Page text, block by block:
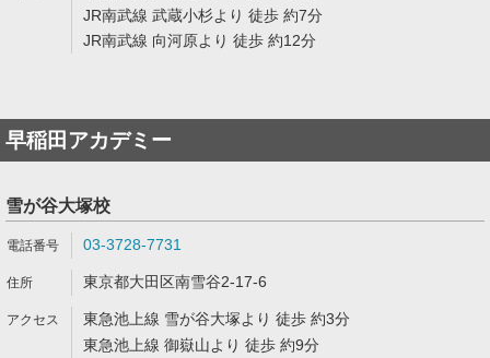
JR南武線 武蔵小杉より 徒歩 約7分
JR南武線 向河原より 徒歩 約12分
早稲田アカデミー
雪が谷大塚校
03-3728-7731
東京都大田区南雪谷2-17-6
東急池上線 雪が谷大塚より 徒歩 約3分
東急池上線 御嶽山より 徒歩 約9分